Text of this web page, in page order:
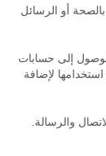
أو الرسائل
إلى حسابات
لإضافة
والرسالة.